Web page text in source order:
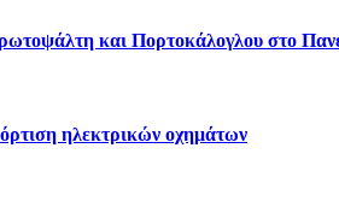
και Πορτοκάλογλου στο
ηλεκτρικών οχημάτων